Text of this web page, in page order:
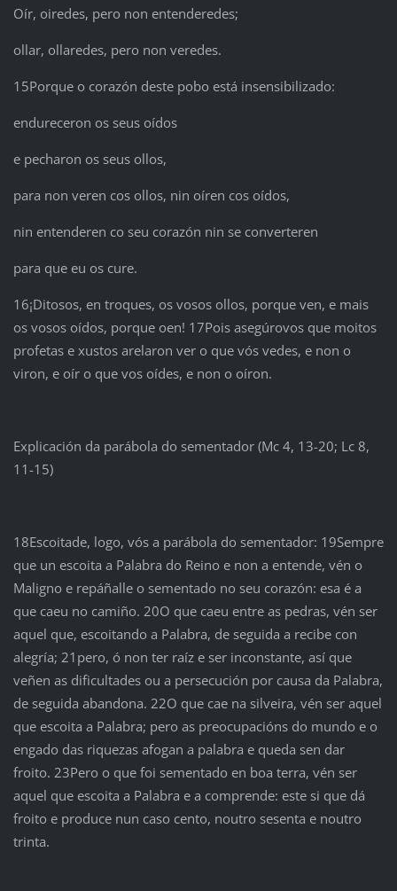
Oír, oiredes, pero non entenderedes;
ollar, ollaredes, pero non veredes.
15Porque o corazón deste pobo está insensibilizado:
endureceron os seus oídos
e pecharon os seus ollos,
para non veren cos ollos, nin oíren cos oídos,
nin entenderen co seu corazón nin se converteren
para que eu os cure.
16¡Ditosos, en troques, os vosos ollos, porque ven, e mais
os vosos oídos, porque oen! 17Pois asegúrovos que moitos
profetas e xustos arelaron ver o que vós vedes, e non o
viron, e oír o que vos oídes, e non o oíron.
Explicación da parábola do sementador (Mc 4, 13-20; Lc 8,
11-15)
18Escoitade, logo, vós a parábola do sementador: 19Sempre
que un escoita a Palabra do Reino e non a entende, vén o
Maligno e repáñalle o sementado no seu corazón: esa é a
que caeu no camiño. 20O que caeu entre as pedras, vén ser
aquel que, escoitando a Palabra, de seguida a recibe con
alegría; 21pero, ó non ter raíz e ser inconstante, así que
veñen as dificultades ou a persecución por causa da Palabra,
de seguida abandona. 22O que cae na silveira, vén ser aquel
que escoita a Palabra; pero as preocupacións do mundo e o
engado das riquezas afogan a palabra e queda sen dar
froito. 23Pero o que foi sementado en boa terra, vén ser
aquel que escoita a Palabra e a comprende: este si que dá
froito e produce nun caso cento, noutro sesenta e noutro
trinta.